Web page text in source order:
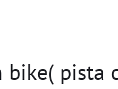
bike( pista